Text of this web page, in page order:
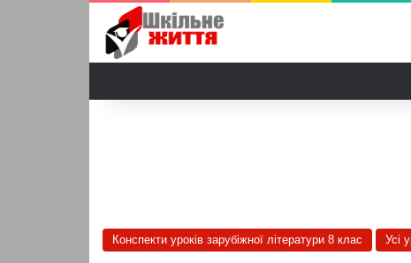
Конспекти уроків зарубіжної літератури 8 клас Усі